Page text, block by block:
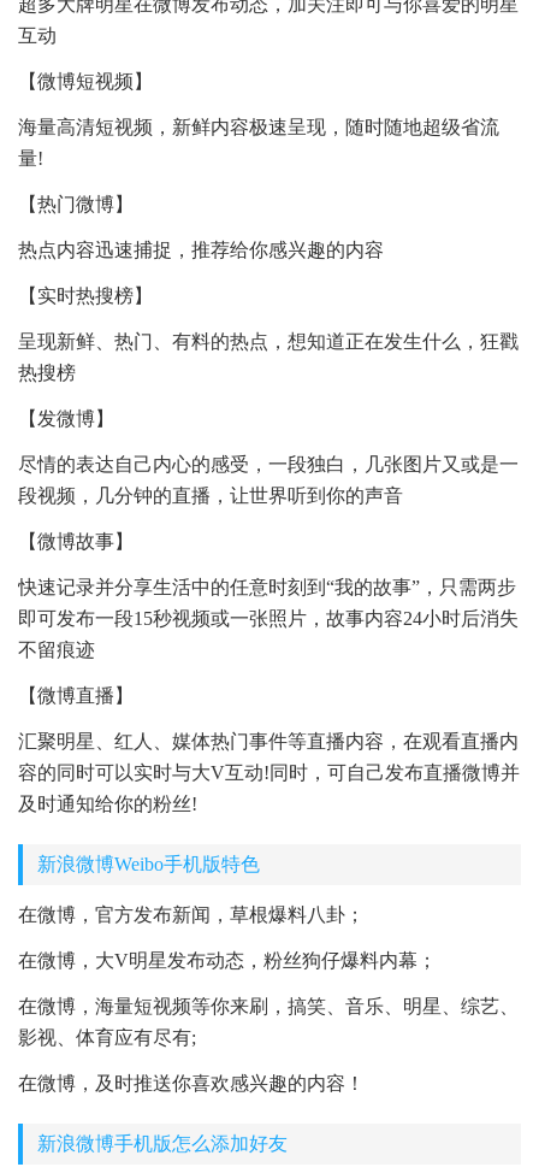
超多大牌明星在微博发布动态，加关注即可与你喜爱的明星
互动
【微博短视频】
海量高清短视频，新鲜内容极速呈现，随时随地超级省流
量!
【热门微博】
热点内容迅速捕捉，推荐给你感兴趣的内容
【实时热搜榜】
呈现新鲜、热门、有料的热点，想知道正在发生什么，狂戳
热搜榜
【发微博】
尽情的表达自己内心的感受，一段独白，几张图片又或是一
段视频，几分钟的直播，让世界听到你的声音
【微博故事】
快速记录并分享生活中的任意时刻到“我的故事”，只需两步
即可发布一段15秒视频或一张照片，故事内容24小时后消失
不留痕迹
【微博直播】
汇聚明星、红人、媒体热门事件等直播内容，在观看直播内
容的同时可以实时与大V互动!同时，可自己发布直播微博并
及时通知给你的粉丝!
新浪微博Weibo手机版特色
在微博，官方发布新闻，草根爆料八卦；
在微博，大V明星发布动态，粉丝狗仔爆料内幕；
在微博，海量短视频等你来刷，搞笑、音乐、明星、综艺、
影视、体育应有尽有;
在微博，及时推送你喜欢感兴趣的内容！
新浪微博手机版怎么添加好友